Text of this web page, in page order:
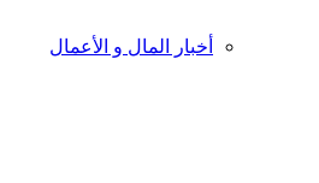
أخبار المال و الأعمال